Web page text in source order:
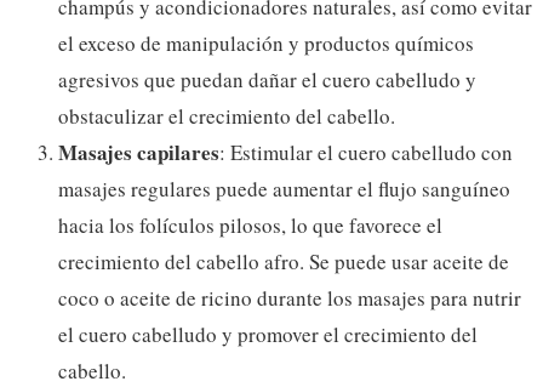
champús y acondicionadores naturales, así como evitar
el exceso de manipulación y productos químicos
agresivos que puedan dañar el cuero cabelludo y
obstaculizar el crecimiento del cabello.
Masajes capilares: Estimular el cuero cabelludo con
masajes regulares puede aumentar el flujo sanguíneo
hacia los folículos pilosos, lo que favorece el
crecimiento del cabello afro. Se puede usar aceite de
coco o aceite de ricino durante los masajes para nutrir
el cuero cabelludo y promover el crecimiento del
cabello.